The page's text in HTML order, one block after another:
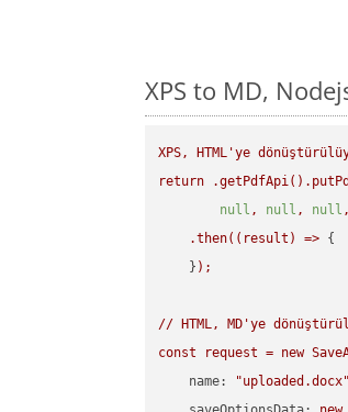
XPS to MD,
XPS, HTML'ye
return
null , null , null ,
.then((result)
=> {
    }
);
// HTML, MD'ye
const
request = new
name:
"uploaded.docx"